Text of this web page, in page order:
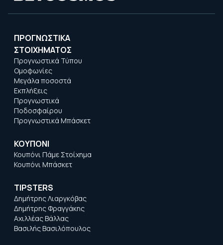
ΠΡΟΓΝΩΣΤΙΚΑ
ΣΤΟΙΧΗΜΑΤΟΣ
Προγνωστικά Τύπου
Ομοφωνίες
Μεγάλα ποσοστά
Εκπλήξεις
Προγνωστικά
Ποδοσφαίρου
Προγνωστικά Μπάσκετ
ΚΟΥΠΟΝΙ
Κουπόνι Πάμε Στοίχημα
Κουπόνι Μπάσκετ
TIPSTERS
Δημήτρης Λιαργκόβας
Δημήτρης Φραγγάκης
Αχιλλέας Βάλλας
Βασιλής Βασιλόπουλος